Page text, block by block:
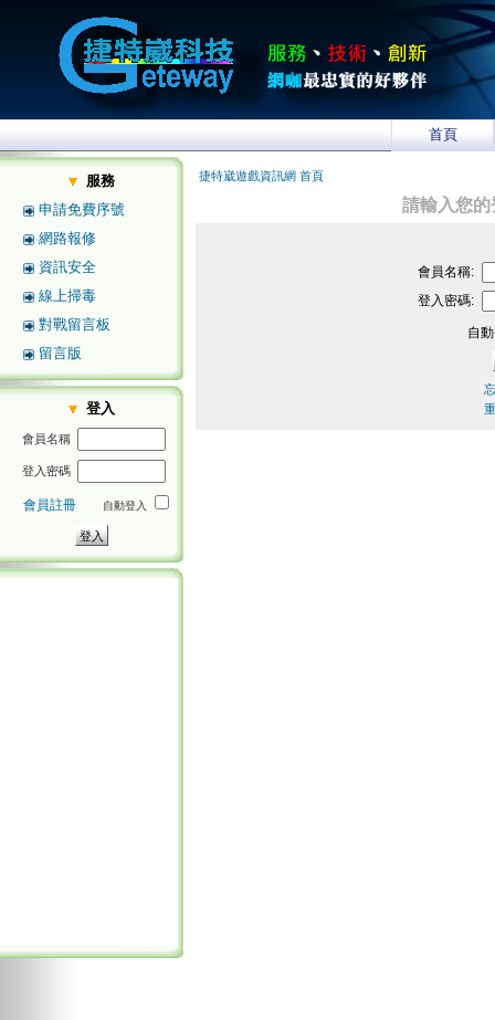
首頁
服務
申請免費序號
網路報修
資訊安全
線上掃毒
對戰留言板
留言版
登入
會員名稱
登入密碼
會員註冊 自動登入
捷特崴遊戲資訊網 首頁
請輸入您
會員名稱:
登入密碼:
自